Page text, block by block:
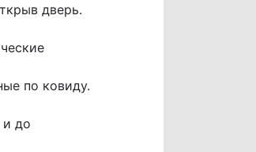
дверь.
по ковиду.
и до